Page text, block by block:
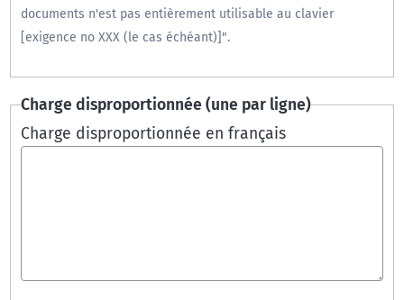
documents n'est pas entièrement utilisable au clavier
[exigence no XXX (le cas échéant)]".
Charge disproportionnée (une par ligne)
Charge disproportionnée en français